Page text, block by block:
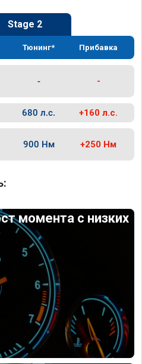
Stage 2
Тюнинг* Прибавка
- -
680 л.с. +160 л.с.
900 Нм +250 Нм
момента с низких